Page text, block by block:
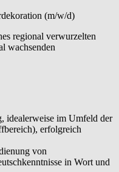
(m/w/d)
regional verwurzelten
wachsenden
zählt als etabliertes
wichtigsten Zulieferer der
Teil der
Optipack das Portfolio
Unternehmensgruppe
in das Leben der
Optipack die Zukunft der
sich einen Job mit
idealerweise im Umfeld der
erfolgreich
von
in Wort und